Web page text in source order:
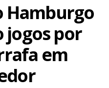
Hamburgo
jogos por
em